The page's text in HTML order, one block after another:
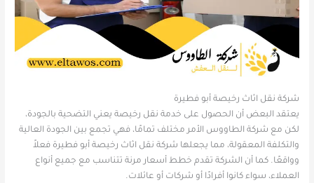
شركة نقل اثاث رخيصة أبو فطيرة
يعتقد البعض أن الحصول على خدمة نقل رخيصة يعني التضحية بالجودة،
لكن مع شركة الطاووس الأمر مختلف تمامًا، فهي تجمع بين الجودة العالية
والتكلفة المعقولة، مما يجعلها شركة نقل اثاث رخيصة أبو فطيرة فعلاً
وواقعًا. كما أن الشركة تقدم خطط أسعار مرنة تتناسب مع جميع أنواع
العملاء، سواء كانوا أفرادًا أو شركات أو عائلات.